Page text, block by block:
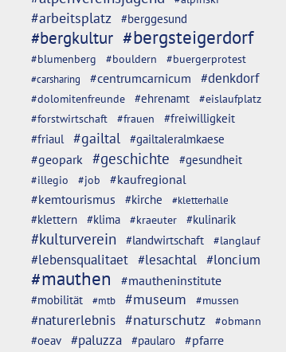
#arbeitsplatz #berggesund
#bergkultur #bergsteigerdorf
#blumenberg #bouldern
#buergerprotest
#carsharing
#centrumcarnicum #denkdorf
#dolomitenfreunde #ehrenamt
#eislaufplatz
#forstwirtschaft
#frauen
#freiwilligkeit
#friaul
#gailtal #gailtaleralmkaese
#geopark #geschichte #gesundheit
#illegio #job
#kaufregional
#kemtourismus
#kirche #kletterhalle
#klettern #klima #kraeuter #kulinarik
#kulturverein #landwirtschaft #langlauf
#lebensqualitaet #lesachtal #loncium
#mauthen #mautheninstitute
#mobilität #mtb #museum #mussen
#naturerlebnis #naturschutz #obmann
#oeav #paluzza #paularo #pfarre